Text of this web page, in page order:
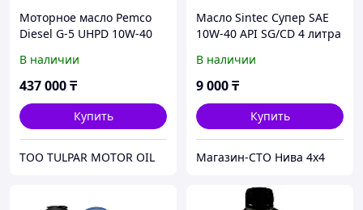
Моторное масло Pemco
Diesel G-5 UHPD 10W-40
В наличии
437 000₸
Купить
ТОО TULPAR MOTOR OIL
Масло Sintec Супер SAE
10W-40 API SG/CD 4 литра
В наличии
9 000₸
Купить
Магазин-СТО Нива 4x4